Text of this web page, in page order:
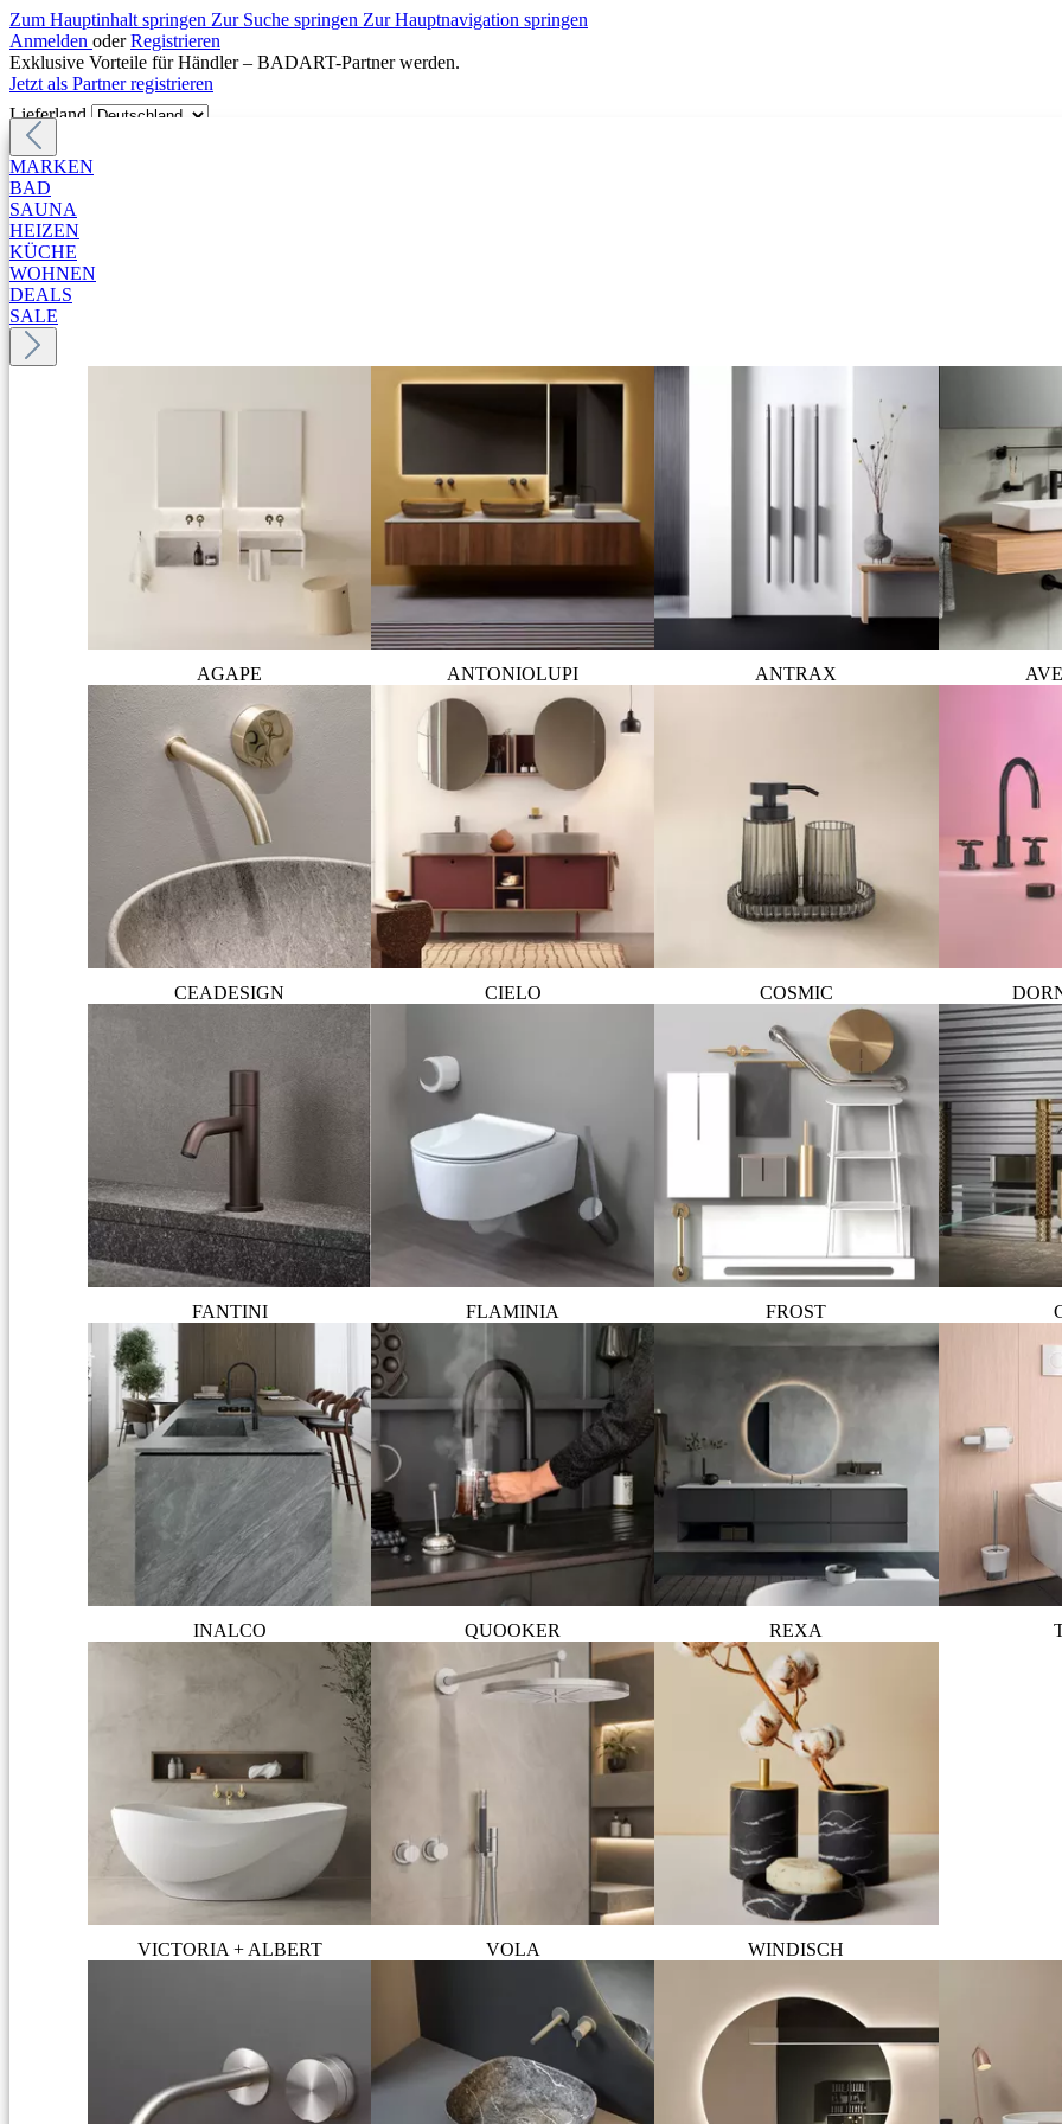
Zum Hauptinhalt springen Zur Suche springen Zur Hauptnavigation springen
Anmelden oder Registrieren
Exklusive Vorteile für Händler – BADART-Partner werden.
Jetzt als Partner registrieren
Lieferland
MARKEN
BAD
SAUNA
HEIZEN
KÜCHE
WOHNEN
DEALS
SALE
AGAPE ANTONIOLUPI ANTRAX
CEADESIGN CIELO COSMIC
FANTINI FLAMINIA FROST
INALCO QUOOKER REXA
VICTORIA + ALBERT VOLA WINDISCH